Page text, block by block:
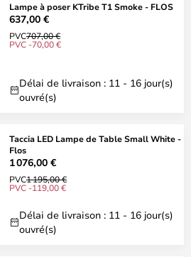
Lampe à poser KTribe T1 Smoke - FLOS
637,00 €
PVC707,00 €
PVC -70,00 €
Délai de livraison : 11 - 16 jour(s)
ouvré(s)
Taccia LED Lampe de Table Small White -
Flos
1 076,00 €
PVC1 195,00 €
PVC -119,00 €
Délai de livraison : 11 - 16 jour(s)
ouvré(s)